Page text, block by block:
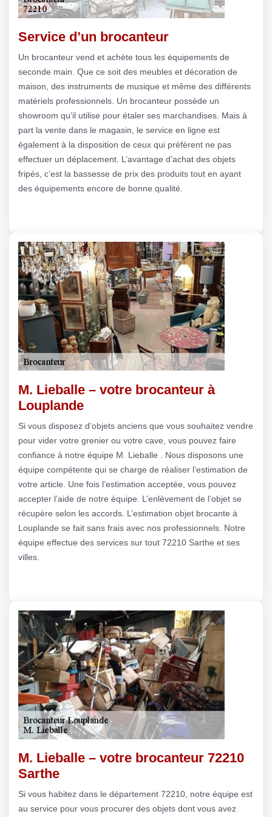
Service d’un brocanteur
Un brocanteur vend et achète tous les équipements de
seconde main. Que ce soit des meubles et décoration de
maison, des instruments de musique et même des différents
matériels professionnels. Un brocanteur possède un
showroom qu’il utilise pour étaler ses marchandises. Mais à
part la vente dans le magasin, le service en ligne est
également à la disposition de ceux qui préfèrent ne pas
effectuer un déplacement. L’avantage d’achat des objets
fripés, c’est la bassesse de prix des produits tout en ayant
des équipements encore de bonne qualité.
M. Lieballe – votre brocanteur à
Louplande
Si vous disposez d’objets anciens que vous souhaitez vendre
pour vider votre grenier ou votre cave, vous pouvez faire
confiance à notre équipe M. Lieballe . Nous disposons une
équipe compétente qui se charge de réaliser l’estimation de
votre article. Une fois l’estimation acceptée, vous pouvez
accepter l’aide de notre équipe. L’enlèvement de l’objet se
récupère selon les accords. L’estimation objet brocante à
Louplande se fait sans frais avec nos professionnels. Notre
équipe effectue des services sur tout 72210 Sarthe et ses
villes.
M. Lieballe – votre brocanteur 72210
Sarthe
Si vous habitez dans le département 72210, notre équipe est
au service pour vous procurer des objets dont vous avez